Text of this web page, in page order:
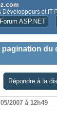
Développeurs et IT
Forum ASP.NET
pagination du
Répondre à la
05/2007 à 12h49